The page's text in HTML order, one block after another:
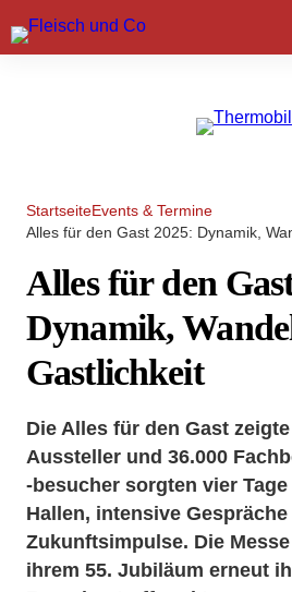
Marktführer
StartseiteEvents & Termine
Alles für den Gast 2025: Dynamik,
Alles für den
Dynamik,
Gastlichkeit
Die Alles für den Gast
Aussteller und 36.000
-besucher sorgten vier
Hallen, intensive
Zukunftsimpulse. Die
ihrem 55. Jubiläum erneut